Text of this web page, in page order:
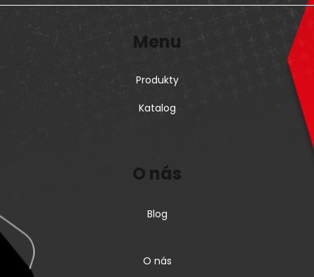
Menu
Produkty
Katalog
O nás
Blog
O nás